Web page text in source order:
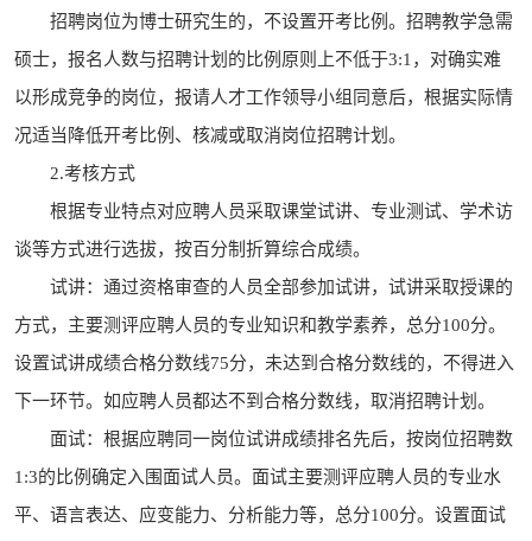
招聘岗位为博士研究生的，不设置开考比例。招聘教学急需
硕士，报名人数与招聘计划的比例原则上不低于3:1，对确实难
以形成竞争的岗位，报请人才工作领导小组同意后，根据实际情
况适当降低开考比例、核减或取消岗位招聘计划。
2.考核方式
根据专业特点对应聘人员采取课堂试讲、专业测试、学术访
谈等方式进行选拔，按百分制折算综合成绩。
试讲：通过资格审查的人员全部参加试讲，试讲采取授课的
方式，主要测评应聘人员的专业知识和教学素养，总分100分。
设置试讲成绩合格分数线75分，未达到合格分数线的，不得进入
下一环节。如应聘人员都达不到合格分数线，取消招聘计划。
面试：根据应聘同一岗位试讲成绩排名先后，按岗位招聘数
1:3的比例确定入围面试人员。面试主要测评应聘人员的专业水
平、语言表达、应变能力、分析能力等，总分100分。设置面试